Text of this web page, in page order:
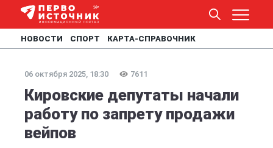
НОВОСТИ СПОРТ КАРТА-СПРАВОЧНИК
06 октября 2025, 18:30 7611
Кировские депутаты начали
работу по запрету продажи
вейпов